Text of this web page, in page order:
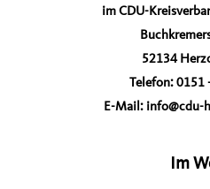
im CDU-
52134
Telefon:0151
E-Mail: info@cdu-
Im